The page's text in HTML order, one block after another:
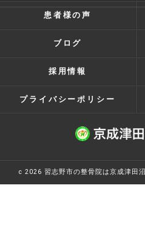
患者様の声
ブログ
採用情報
プライバシーポリシー
c 2026 習志野市の整骨院は京成津田